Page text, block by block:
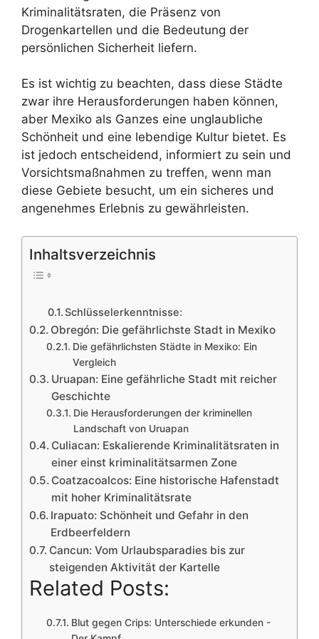
Kriminalitätsraten, die Präsenz von
Drogenkartellen und die Bedeutung der
persönlichen Sicherheit liefern.
Es ist wichtig zu beachten, dass diese Städte
zwar ihre Herausforderungen haben können,
aber Mexiko als Ganzes eine unglaubliche
Schönheit und eine lebendige Kultur bietet. Es
ist jedoch entscheidend, informiert zu sein und
Vorsichtsmaßnahmen zu treffen, wenn man
diese Gebiete besucht, um ein sicheres und
angenehmes Erlebnis zu gewährleisten.
Inhaltsverzeichnis
Schlüsselerkenntnisse:
Obregón: Die gefährlichste Stadt in Mexiko
Die gefährlichsten Städte in Mexiko: Ein
Vergleich
Uruapan: Eine gefährliche Stadt mit reicher
Geschichte
Die Herausforderungen der kriminellen
Landschaft von Uruapan
Culiacan: Eskalierende Kriminalitätsraten in
einer einst kriminalitätsarmen Zone
Coatzacoalcos: Eine historische Hafenstadt
mit hoher Kriminalitätsrate
Irapuato: Schönheit und Gefahr in den
Erdbeerfeldern
Cancun: Vom Urlaubsparadies bis zur
steigenden Aktivität der Kartelle
Related Posts:
Blut gegen Crips: Unterschiede erkunden -